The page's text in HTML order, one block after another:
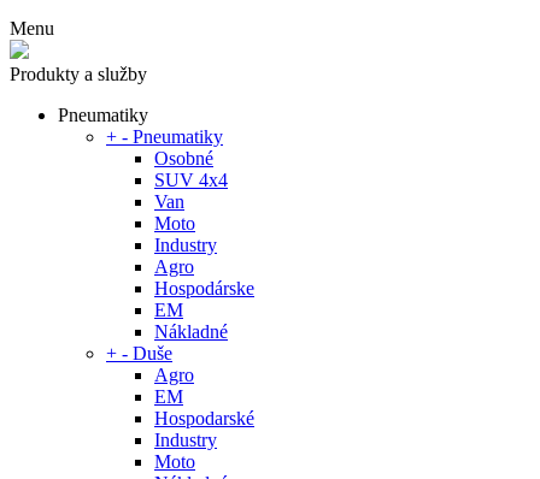
Menu
Produkty a služby
Pneumatiky
+ - Pneumatiky
Osobné
SUV 4x4
Van
Moto
Industry
Agro
Hospodárske
EM
Nákladné
+ - Duše
Agro
EM
Hospodarské
Industry
Moto